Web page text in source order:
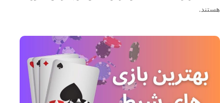
هستند.